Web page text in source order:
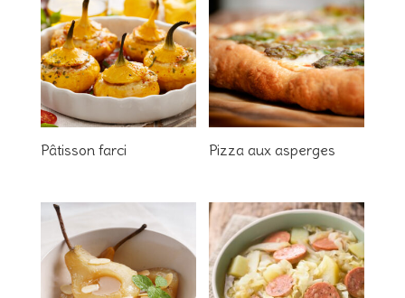
Pâtisson farci Pizza aux asperges